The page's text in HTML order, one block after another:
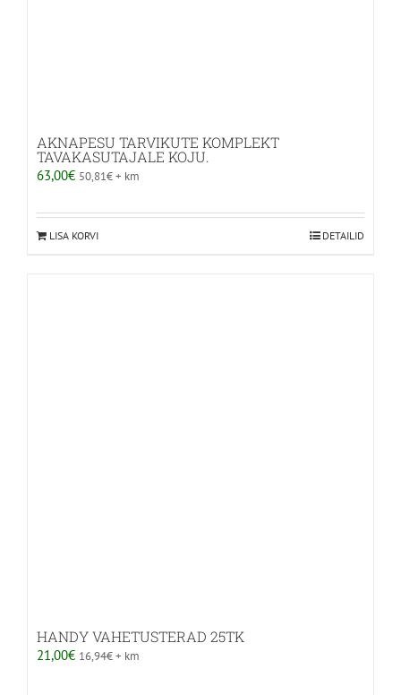
AKNAPESU TARVIKUTE KOMPLEKT
TAVAKASUTAJALE KOJU.
63,00€ 50,81€+ km
LISA KORVI DETAILID
HANDY VAHETUSTERAD 25TK
21,00€ 16,94€+ km